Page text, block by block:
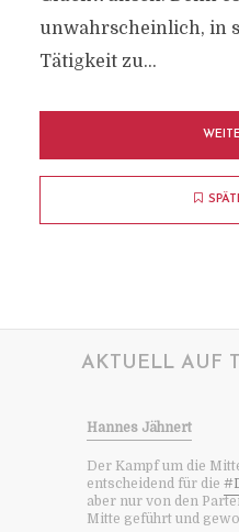
unwahrscheinlich, in
Tätigkeit zu...
AKTUELL AUF
Hannes Jähnert
Der Kampf um die
entscheidend für die
aber nur von den
Mitte geführt und